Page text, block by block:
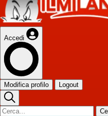
Accedi
Modifica profilo Logout